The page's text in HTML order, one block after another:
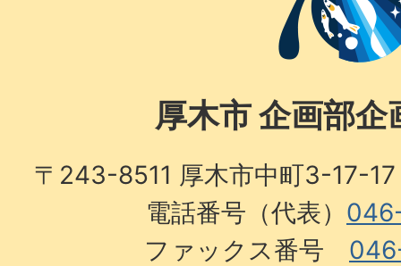
厚木市 企画部企
〒243-8511 厚木市中町3-17-
電話番号（代表）
ファックス番号